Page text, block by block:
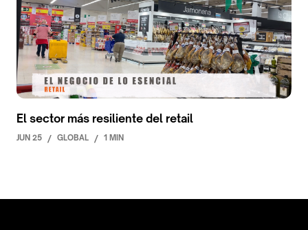
El sector más resiliente del retail
JUN 25 / GLOBAL / 1 MIN